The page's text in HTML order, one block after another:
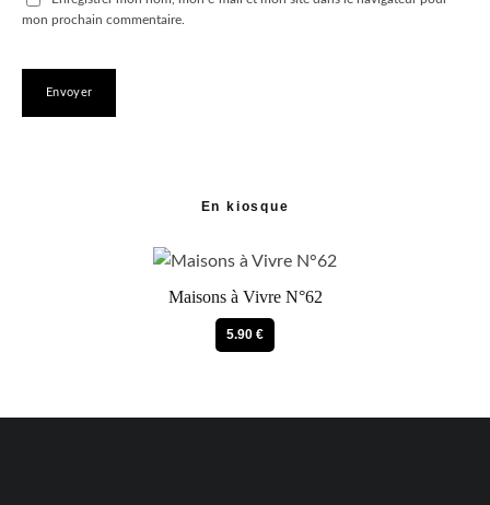
mon prochain commentaire.
En kiosque
Maisons à Vivre N°62
5.90 €